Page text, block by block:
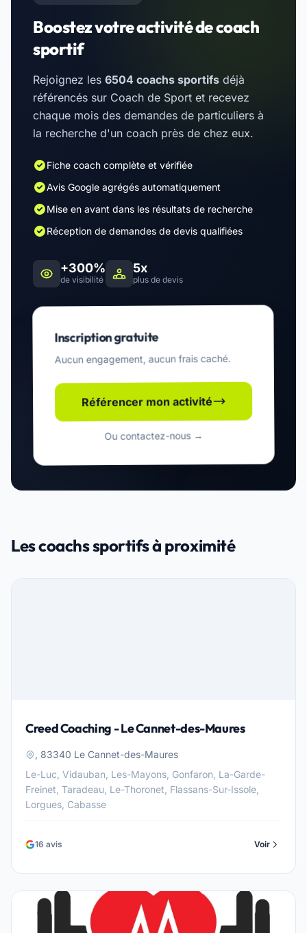
Boostez votre activité de coach
sportif
Rejoignez les 6504 coachs sportifs déjà
référencés sur Coach de Sport et recevez
chaque mois des demandes de particuliers à
la recherche d'un coach près de chez eux.
Fiche coach complète et vérifiée
Avis Google agrégés automatiquement
Mise en avant dans les résultats de recherche
Réception de demandes de devis qualifiées
+300%
de visibilité
5x
plus de devis
Inscription gratuite
Aucun engagement, aucun frais caché.
Référencer mon activité
Ou contactez-nous →
Les coachs sportifs à proximité
Creed Coaching - Le Cannet-des-Maures
, 83340 Le Cannet-des-Maures
Le-Luc, Vidauban, Les-Mayons, Gonfaron, La-Garde-
Freinet, Taradeau, Le-Thoronet, Flassans-Sur-Issole,
Lorgues, Cabasse
16 avis Voir